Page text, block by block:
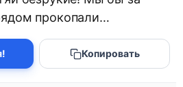
прокопали…
Копировать